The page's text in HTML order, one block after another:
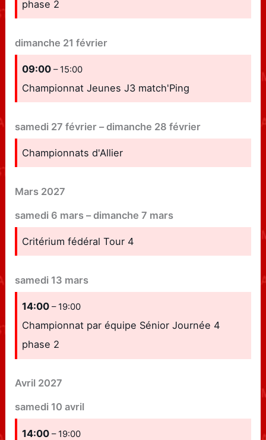
phase 2
dimanche 21 février
09:00– 15:00
Championnat Jeunes J3 match'Ping
samedi 27 février –dimanche 28 février
Championnats d'Allier
Mars 2027
samedi 6 mars –dimanche 7 mars
Critérium fédéral Tour 4
samedi 13 mars
14:00– 19:00
Championnat par équipe Sénior Journée 4
phase 2
Avril 2027
samedi 10 avril
14:00– 19:00